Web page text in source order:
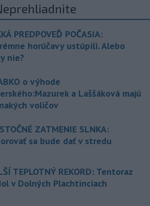
PREDPOVEĎ POČASIA:
horúčavy ustúpili. Alebo
nie?
o výhode
a Laššáková majú
voličov
ZATMENIE SLNKA:
sa bude dať v stredu
TEPLOTNÝ REKORD: Tentoraz
v Dolných Plachtinciach